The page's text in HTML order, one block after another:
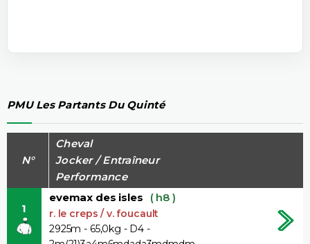
PMU Les Partants Du Quinté
N°
Cheval
Jocker / Entraîneur
Performance
1
evemax des isles ( h8 )
r. le creps / v. foucault
2925m - 65,0kg - D4 -